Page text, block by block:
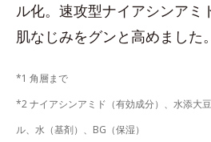
ル化。速攻型ナイアシンアミ
肌なじみをグンと高めました。
*1 角層まで
*2 ナイアシンアミド（有効成分）、水添大
ル、水（基剤）、BG（保湿）